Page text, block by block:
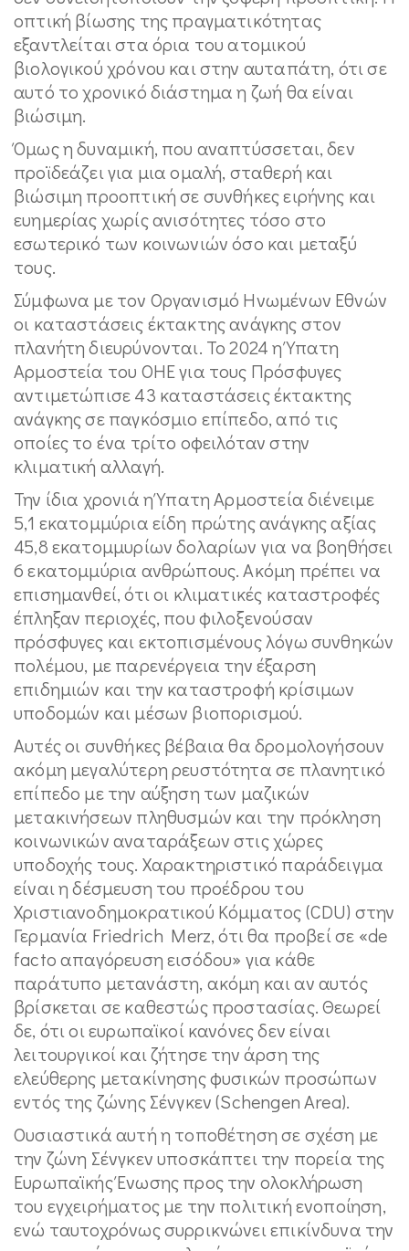
οπτική βίωσης της πραγματικότητας
εξαντλείται στα όρια του ατομικού
βιολογικού χρόνου και στην αυταπάτη, ότι σε
αυτό το χρονικό διάστημα η ζωή θα είναι
βιώσιμη.
Όμως η δυναμική, που αναπτύσσεται, δεν
προϊδεάζει για μια ομαλή, σταθερή και
βιώσιμη προοπτική σε συνθήκες ειρήνης και
ευημερίας χωρίς ανισότητες τόσο στο
εσωτερικό των κοινωνιών όσο και μεταξύ
τους.
Σύμφωνα με τον Οργανισμό Ηνωμένων Εθνών
οι καταστάσεις έκτακτης ανάγκης στον
πλανήτη διευρύνονται. Το 2024 η Ύπατη
Αρμοστεία του ΟΗΕ για τους Πρόσφυγες
αντιμετώπισε 43 καταστάσεις έκτακτης
ανάγκης σε παγκόσμιο επίπεδο, από τις
οποίες το ένα τρίτο οφειλόταν στην
κλιματική αλλαγή.
Την ίδια χρονιά η Ύπατη Αρμοστεία διένειμε
5,1 εκατομμύρια είδη πρώτης ανάγκης αξίας
45,8 εκατομμυρίων δολαρίων για να βοηθήσει
6 εκατομμύρια ανθρώπους. Ακόμη πρέπει να
επισημανθεί, ότι οι κλιματικές καταστροφές
έπληξαν περιοχές, που φιλοξενούσαν
πρόσφυγες και εκτοπισμένους λόγω συνθηκών
πολέμου, με παρενέργεια την έξαρση
επιδημιών και την καταστροφή κρίσιμων
υποδομών και μέσων βιοπορισμού.
Αυτές οι συνθήκες βέβαια θα δρομολογήσουν
ακόμη μεγαλύτερη ρευστότητα σε πλανητικό
επίπεδο με την αύξηση των μαζικών
μετακινήσεων πληθυσμών και την πρόκληση
κοινωνικών αναταράξεων στις χώρες
υποδοχής τους. Χαρακτηριστικό παράδειγμα
είναι η δέσμευση του προέδρου του
Χριστιανοδημοκρατικού Κόμματος (CDU) στην
Γερμανία Friedrich Merz, ότι θα προβεί σε «de
facto απαγόρευση εισόδου» για κάθε
παράτυπο μετανάστη, ακόμη και αν αυτός
βρίσκεται σε καθεστώς προστασίας. Θεωρεί
δε, ότι οι ευρωπαϊκοί κανόνες δεν είναι
λειτουργικοί και ζήτησε την άρση της
ελεύθερης μετακίνησης φυσικών προσώπων
εντός της ζώνης Σένγκεν (Schengen Area).
Ουσιαστικά αυτή η τοποθέτηση σε σχέση με
την ζώνη Σένγκεν υποσκάπτει την πορεία της
Ευρωπαϊκής Ένωσης προς την ολοκλήρωση
του εγχειρήματος με την πολιτική ενοποίηση,
ενώ ταυτοχρόνως συρρικνώνει επικίνδυνα την